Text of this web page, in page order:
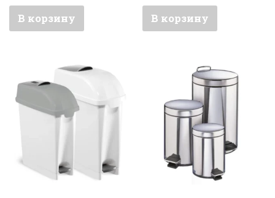
В корзину В корзину